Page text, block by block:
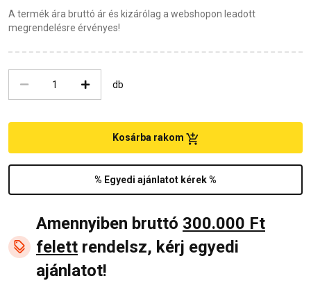
A termék ára bruttó ár és kizárólag a webshopon leadott
megrendelésre érvényes!
db
% Egyedi ajánlatot kérek %
Kosárba rakom
Amennyiben bruttó 300.000 Ft
felett rendelsz, kérj egyedi
ajánlatot!